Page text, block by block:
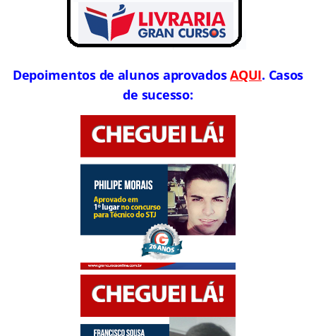
Depoimentos de alunos aprovadosAQUI. Casos
de sucesso: